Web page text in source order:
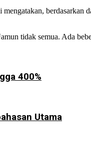
berdasarkan
tidak semua. Ada
400%
Utama